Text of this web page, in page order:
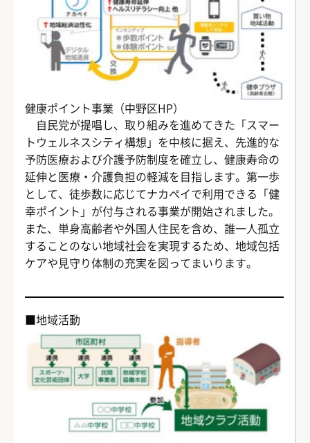
健康ポイント事業（中野区HP）
自民党が提唱し、取り組みを進めてきた「スマー
トウェルネスシティ構想」を中核に据え、先進的な
予防医療および介護予防制度を確立し、健康寿命の
延伸と医療・介護負担の軽減を目指します。第一歩
として、徒歩数に応じてナカペイで利用できる「健
幸ポイント」が付与される事業が開始されました。
また、単身高齢者や外国人住民を含め、誰一人孤立
することのない地域社会を実現するため、地域包括
ケアや見守り体制の充実を図ってまいります。
■地域活動